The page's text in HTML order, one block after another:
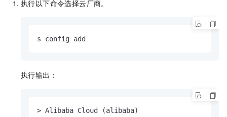
执行以下命令选择云厂商。
s config add
执行输出：
> Alibaba Cloud (alibaba)